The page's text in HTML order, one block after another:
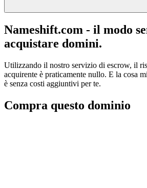
Nameshift.com - il modo
acquistare domini.
Utilizzando il nostro servizio di escrow, il
acquirente è praticamente nullo. E la cosa
è senza costi aggiuntivi per te.
Compra questo dominio